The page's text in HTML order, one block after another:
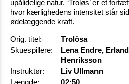
upålidelige natur. ‘Troløs’ er et
hvor kærlighedens intensitet står
ødelæggende kraft.
Orig. titel:
Trolösa
Skuespillere:
Lena Endre,
Henriksson
Instruktør:
Liv Ullmann